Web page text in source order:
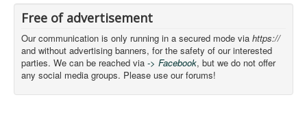
Free of advertisement
Our communication is only running in a secured mode via https://
and without advertising banners, for the safety of our interested
parties. We can be reached via -> Facebook, but we do not offer
any social media groups. Please use our forums!